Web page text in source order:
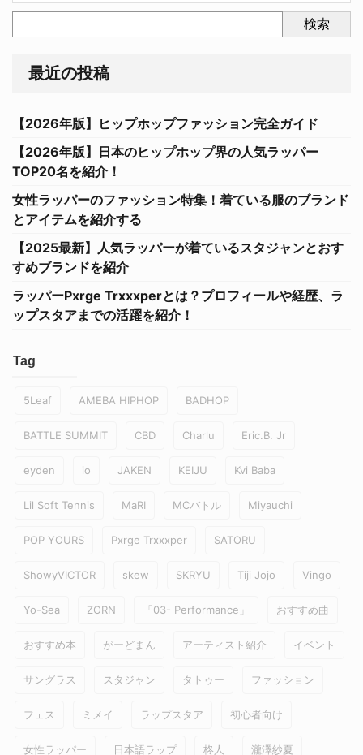
検索
最近の投稿
【2026年版】ヒップホップファッション完全ガイド
【2026年版】日本のヒップホップ界の人気ラッパー
TOP20名を紹介！
女性ラッパーのファッション特集！着ている服のブランド
とアイテムを紹介する
【2025最新】人気ラッパーが着ているスタジャンとおす
すめブランドを紹介
ラッパーPxrge Trxxxperとは？プロフィールや経歴、ラ
ップスタアまでの活躍を紹介！
Tag
5Leaf AMEBA HIPHOP BADHOP
BATTLE SUMMIT CBD Charlu Eric.B. Jr
eyden io JAKEN KEIJU Kvi Baba
Lil Soft Tennis MaRI MCバトル Miyauchi
POP YOURS Pxrge Trxxxper SATORU
ShowyVICTOR skew SKRYU Tiji Jojo Vingo
Yo-Sea ZORN 「03- Performance」 おすすめ曲
おすすめ本 がーどまん アーティスト紹介 イベント
サングラス スタジャン タトゥー ファッション
フェス ミメイ ラップスタア 初心者向け
女性ラッパー 日本語ラップ 柊人 瀧澤紗夏